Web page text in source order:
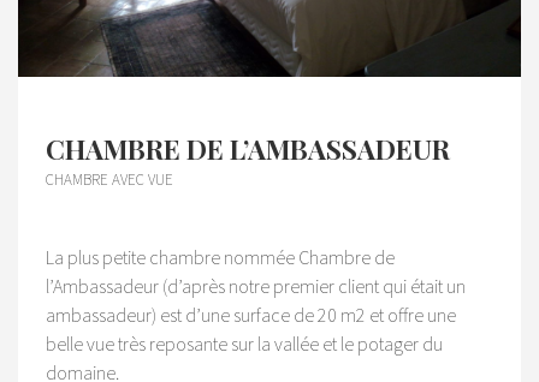
CHAMBRE DE L’AMBASSADEUR
CHAMBRE AVEC VUE
La plus petite chambre nommée Chambre de
l’Ambassadeur (d’après notre premier client qui était un
ambassadeur) est d’une surface de 20 m2 et offre une
belle vue très reposante sur la vallée et le potager du
domaine.